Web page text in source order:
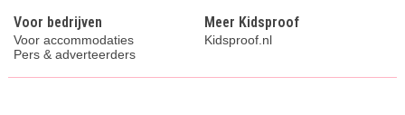
Voor bedrijven
Voor accommodaties
Pers & adverteerders
Meer Kidsproof
Kidsproof.nl